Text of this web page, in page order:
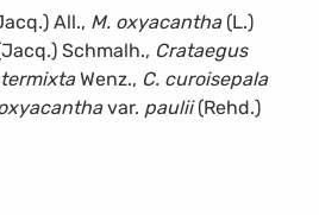
All., M. oxyacantha(L.)
Schmalh., Crataegus
Wenz., C. curoisepala
var. paulii(Rehd.)